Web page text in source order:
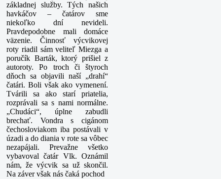
základnej služby. Tých našich
havkáčov – čatárov sme
niekoľko dní nevideli.
Pravdepodobne mali domáce
väzenie. Činnosť výcvikovej
roty riadil sám veliteľ Miezga a
poručík Barták, ktorý prišiel z
autoroty. Po troch či štyroch
dňoch sa objavili naší „drahí“
čatári. Boli však ako vymenení.
Tvárili sa ako starí priatelia,
rozprávali sa s nami normálne.
„Chudáci“, úplne zabudli
brechať. Vondra s cigánom
čechosloviakom iba postávali v
úzadi a do diania v rote sa vôbec
nezapájali. Prevažne všetko
vybavoval čatár Vlk. Oznámil
nám, že výcvik sa už skončil.
Na záver však nás čaká pochod